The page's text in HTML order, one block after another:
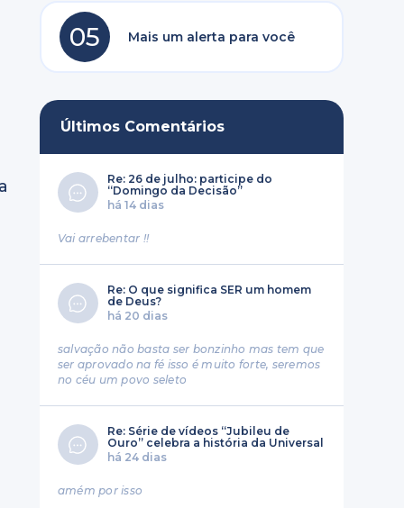
05 Mais um alerta para você
Últimos Comentários
Re: 26 de julho: participe do
“Domingo da Decisão”
há 14 dias
Vai arrebentar !!
Re: O que significa SER um homem
de Deus?
há 20 dias
salvação não basta ser bonzinho mas tem que
ser aprovado na fé isso é muito forte, seremos
no céu um povo seleto
Re: Série de vídeos “Jubileu de
Ouro” celebra a história da Universal
há 24 dias
amém por isso